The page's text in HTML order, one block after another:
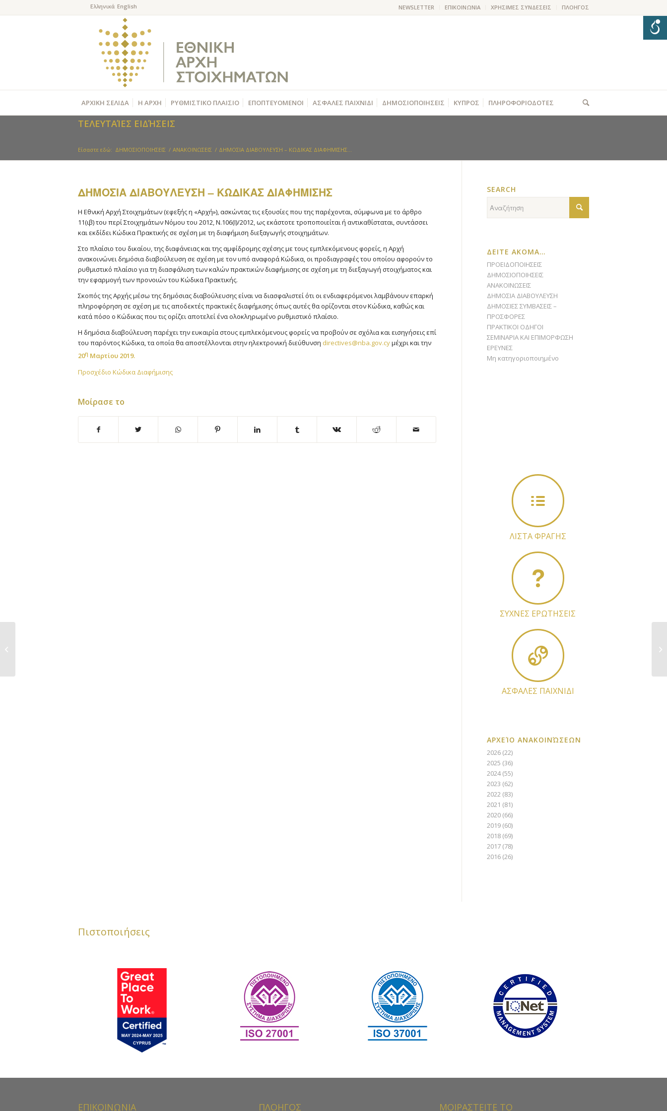
NEWSLETTER ΕΠΙΚΟΙΝΩΝΙΑ ΧΡΗΣΙΜΕΣ ΣΥΝΔΕΣΕΙΣ ΠΛΟΗΓΟΣ
ΑΡΧΙΚΗ ΣΕΛΙΔΑ Η ΑΡΧΗ ΡΥΘΜΙΣΤΙΚΟ ΠΛΑΙΣΙΟ ΕΠΟΠΤΕΥΟΜΕΝΟΙ ΑΣΦΑΛΕΣ ΠΑΙΧΝΙΔΙ ΔΗΜΟΣΙΟΠΟΙΗΣΕΙΣ ΚΥΠΡΟΣ ΠΛΗΡΟΦΟΡΙΟΔΟΤΕΣ
ΤΕΛΕΥΤΑΊΕΣ ΕΙΔΉΣΕΙΣ
Είσαστε εδώ: ΔΗΜΟΣΙΟΠΟΙΗΣΕΙΣ / ΑΝΑΚΟΙΝΩΣΕΙΣ / ΔΗΜΟΣΙΑ ΔΙΑΒΟΥΛΕΥΣΗ – ΚΩΔΙΚΑΣ ΔΙΑΦΗΜΙΣΗΣ...
ΔΗΜΟΣΙΑ ΔΙΑΒΟΥΛΕΥΣΗ – ΚΩΔΙΚΑΣ ΔΙΑΦΗΜΙΣΗΣ
Η Εθνική Αρχή Στοιχημάτων (εφεξής η «Αρχή»), ασκώντας τις εξουσίες που της παρέχονται, σύμφωνα με το άρθρο
11(ιβ) του περί Στοιχημάτων Νόμου του 2012, Ν.106(Ι)/2012, ως εκάστοτε τροποποιείται ή αντικαθίσταται, συντάσσει
και εκδίδει Κώδικα Πρακτικής σε σχέση με τη διαφήμιση διεξαγωγής στοιχημάτων.
Στο πλαίσιο του δικαίου, της διαφάνειας και της αμφίδρομης σχέσης με τους εμπλεκόμενους φορείς, η Αρχή
ανακοινώνει δημόσια διαβούλευση σε σχέση με τον υπό αναφορά Κώδικα, οι προδιαγραφές του οποίου αφορούν το
ρυθμιστικό πλαίσιο για τη διασφάλιση των καλών πρακτικών διαφήμισης σε σχέση με τη διεξαγωγή στοιχήματος και
την εφαρμογή των προνοιών του Κώδικα Πρακτικής.
Σκοπός της Αρχής μέσω της δημόσιας διαβούλευσης είναι να διασφαλιστεί ότι οι ενδιαφερόμενοι λαμβάνουν επαρκή
πληροφόρηση σε σχέση με τις αποδεκτές πρακτικές διαφήμισης όπως αυτές θα ορίζονται στον Κώδικα, καθώς και
κατά πόσο ο Κώδικας που τις ορίζει αποτελεί ένα ολοκληρωμένο ρυθμιστικό πλαίσιο.
Η δημόσια διαβούλευση παρέχει την ευκαιρία στους εμπλεκόμενους φορείς να προβούν σε σχόλια και εισηγήσεις επί
του παρόντος Κώδικα, τα οποία θα αποστέλλονται στην ηλεκτρονική διεύθυνση directives@nba.gov.cyμέχρι και την
20η Μαρτίου 2019.
Προσχέδιο Κώδικα Διαφήμισης
Μοίρασε το
SEARCH
ΔΕΙΤΕ ΑΚΟΜΑ…
ΠΡΟΕΙΔΟΠΟΙΗΣΕΙΣ
ΔΗΜΟΣΙΟΠΟΙΗΣΕΙΣ
ΑΝΑΚΟΙΝΩΣΕΙΣ
ΔΗΜΟΣΙΑ ΔΙΑΒΟΥΛΕΥΣΗ
ΔΗΜΟΣΙΕΣ ΣΥΜΒΑΣΕΙΣ –
ΠΡΟΣΦΟΡΕΣ
ΠΡΑΚΤΙΚΟΙ ΟΔΗΓΟΙ
ΣΕΜΙΝΑΡΙΑ ΚΑΙ ΕΠΙΜΟΡΦΩΣΗ
ΕΡΕΥΝΕΣ
Μη κατηγοριοποιημένο
ΛΙΣΤΑ ΦΡΑΓΗΣ
ΣΥΧΝΕΣ ΕΡΩΤΗΣΕΙΣ
ΑΣΦΑΛΕΣ ΠΑΙΧΝΙΔΙ
ΑΡΧΕΊΟ ΑΝΑΚΟΙΝΏΣΕΩΝ
2026(22)
2025 (36)
2024(55)
2023 (62)
2022(83)
2021 (81)
2020(66)
2019(60)
2018(69)
2017(78)
2016(26)
Πιστοποιήσεις
ΕΠΙΚΟΙΝΩΝΙΑ ΠΛΟΗΓΟΣ ΜΟΙΡΑΣΤΕΙΤΕ ΤΟ